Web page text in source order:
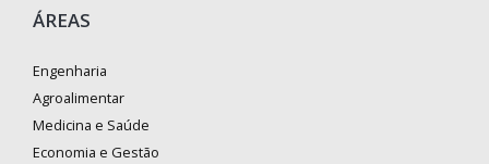
ÁREAS
Engenharia
Agroalimentar
Medicina e Saúde
Economia e Gestão